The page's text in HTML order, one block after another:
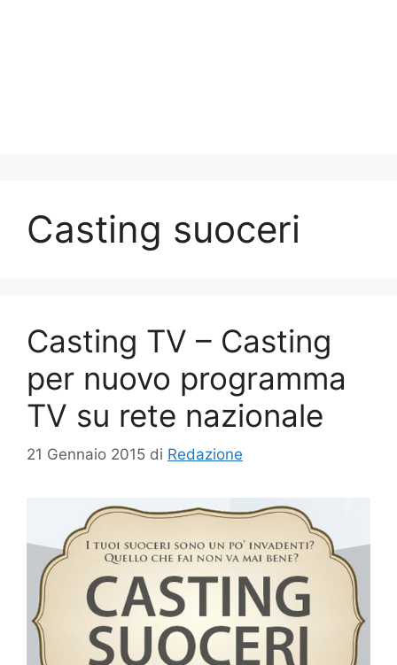
Casting suoceri
Casting TV – Casting
per nuovo programma
TV su rete nazionale
21 Gennaio 2015 di Redazione